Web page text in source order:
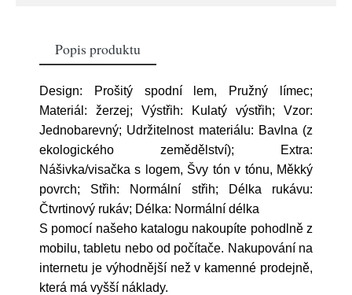
Popis produktu
Design: Prošitý spodní lem, Pružný límec;
Materiál: žerzej; Výstřih: Kulatý výstřih; Vzor:
Jednobarevný; Udržitelnost materiálu: Bavlna (z
ekologického zemědělství); Extra:
Nášivka/visačka s logem, Švy tón v tónu, Měkký
povrch; Střih: Normální střih; Délka rukávu:
Čtvrtinový rukáv; Délka: Normální délka
S pomocí našeho katalogu nakoupíte pohodlně z
mobilu, tabletu nebo od počítače. Nakupování na
internetu je výhodnější než v kamenné prodejně,
která má vyšší náklady.